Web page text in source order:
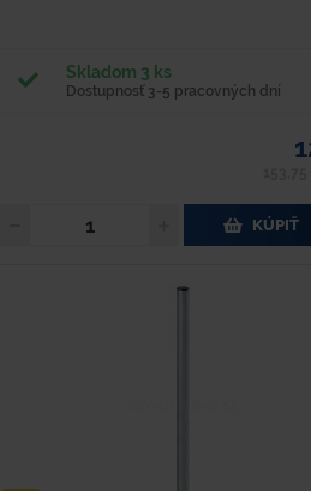
Skladom 3 ks
Dostupnosť 3-5 pracovných dní
KÚPIŤ